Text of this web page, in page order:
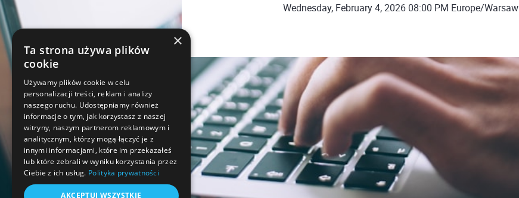
Wednesday, February 4, 2026 08:00 PM Europe/Warsaw
×
Ta strona używa plików
cookie
Używamy plików cookie w celu
personalizacji treści, reklam i analizy
naszego ruchu. Udostępniamy również
informacje o tym, jak korzystasz z naszej
witryny, naszym partnerom reklamowym i
analitycznym, którzy mogą łączyć je z
innymi informacjami, które im przekazałeś
lub które zebrali w wyniku korzystania przez
Ciebie z ich usług. Polityka prywatności
AKCEPTUJ WSZYSTKIE